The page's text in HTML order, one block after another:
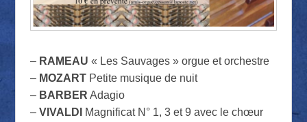
– RAMEAU « Les Sauvages » orgue et orchestre
– MOZARTPetite musique de nuit
– BARBER Adagio
– VIVALDI
Magnificat N° 1, 3 et 9 avec le chœur